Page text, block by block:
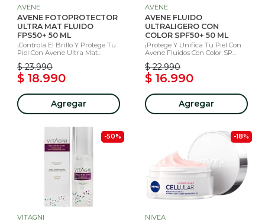
AVENE
AVENE FOTOPROTECTOR
ULTRA MAT FLUIDO
FPS50+ 50 ML
¡Controla El Brillo Y Protege Tu
Piel Con Avene Ultra Mat...
$ 23.990
$ 18.990
Agregar
AVENE
AVENE FLUIDO
ULTRALIGERO CON
COLOR SPF50+ 50 ML
¡Protege Y Unifica Tu Piel Con
Avene Fluidos Con Color SP...
$ 22.990
$ 16.990
Agregar
-50%
VITAGNI
-18%
NIVEA